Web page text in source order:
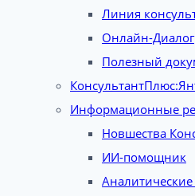
Линия
Онлайн-Диалог
Полезный
Информационные
Новшества
ИИ-помощник